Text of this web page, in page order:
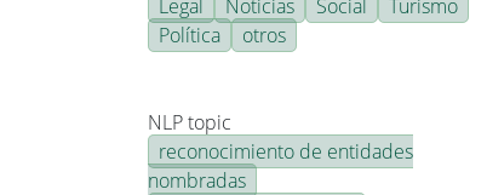
Legal
Noticias Social
Turismo
Política
otros
NLP topic
reconocimiento de entidades
nombradas